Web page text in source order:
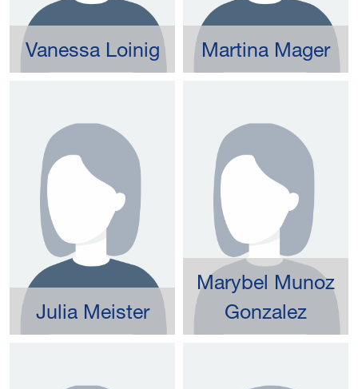
Vanessa Loinig Martina Mager
Julia Meister
Marybel Munoz
Gonzalez